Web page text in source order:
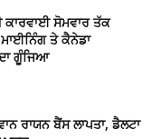
ਕਾਰਵਾਈ ਸੋਮਵਾਰ ਤੱਕ
ਤੇ ਕੈਨੇਡਾ
ਗੂੰਜਿਆ
ਰਾਯਨ ਬੈਂਸ ਲਾਪਤਾ, ਡੈਲਟਾ